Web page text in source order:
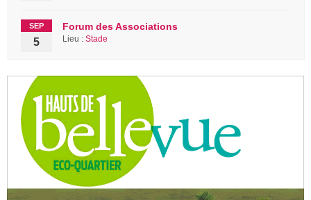
SEP
5
Forum des Associations
Lieu : Stade